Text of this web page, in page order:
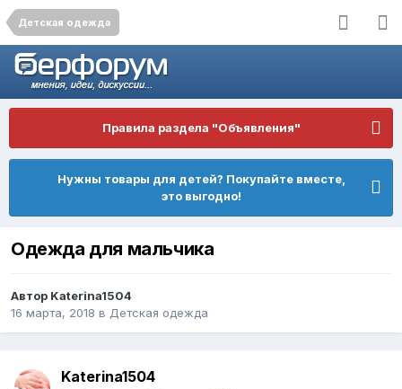
Детская одежда
Правила раздела "Объявления"
Нужны товары для детей? Покупайте вместе,
это выгодно!
Одежда для мальчика
Автор Katerina1504
16 марта, 2018 в Детская одежда
Katerina1504